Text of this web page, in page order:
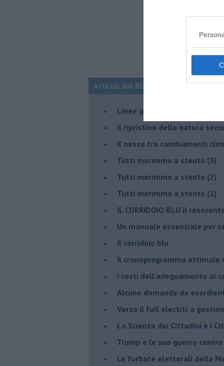
Articoli dal Blog “Disincantato” di
​Linee guida per organizzare
​Il ripristino della natura
Il nesso tra cambiamenti
Tutti morimmo a stento (3)
Tutti morimmo a stento (2)
​Tutti morimmo a stento (1)
IL CORRIDOIO BLU il
Un manuale essenziale per
Il corridoio blu
​Il cronoprogramma
​I costi dell’adeguamento al
Alcune domande da
Verso il full electric a
​La Scienza dei Cittadini e i
Trump e le sue guerre
​Le furbate elettorali della